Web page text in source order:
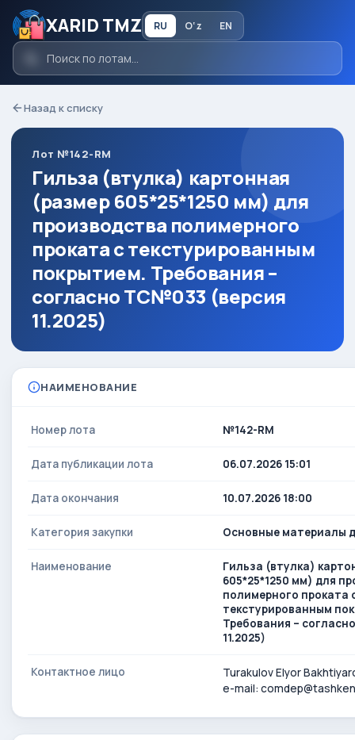
XARID TMZ RU O‘z EN
Назад к списку
Лот №142-RM
Гильза (втулка) картонная
(размер 605*25*1250 мм) для
производства полимерного
проката с текстурированным
покрытием. Требования –
согласно ТС№033 (версия
11.2025)
НАИМЕНОВАНИЕ
Номер лота №142-RM
Дата публикации лота 06.07.2026 15:01
Дата окончания 10.07.2026 18:00
Категория закупки Основные материалы
Наименование
Гильза (втулка)
605*25*1250 мм) для
полимерного проката
текстурированным
Требования –
11.2025)
Контактное лицо
Turakulov Elyor
e-mail: